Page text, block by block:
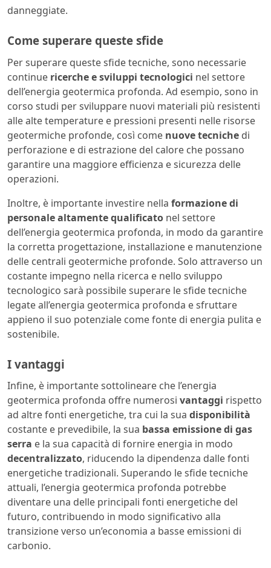
danneggiate.
Come superare queste sfide
Per superare queste sfide tecniche, sono necessarie
continue ricerche e sviluppi tecnologici nel settore
dell’energia geotermica profonda. Ad esempio, sono in
corso studi per sviluppare nuovi materiali più resistenti
alle alte temperature e pressioni presenti nelle risorse
geotermiche profonde, così come nuove tecniche di
perforazione e di estrazione del calore che possano
garantire una maggiore efficienza e sicurezza delle
operazioni.
Inoltre, è importante investire nella formazione di
personale altamente qualificato nel settore
dell’energia geotermica profonda, in modo da garantire
la corretta progettazione, installazione e manutenzione
delle centrali geotermiche profonde. Solo attraverso un
costante impegno nella ricerca e nello sviluppo
tecnologico sarà possibile superare le sfide tecniche
legate all’energia geotermica profonda e sfruttare
appieno il suo potenziale come fonte di energia pulita e
sostenibile.
I vantaggi
Infine, è importante sottolineare che l’energia
geotermica profonda offre numerosi vantaggi rispetto
ad altre fonti energetiche, tra cui la sua disponibilità
costante e prevedibile, la sua bassa emissione di gas
serra e la sua capacità di fornire energia in modo
decentralizzato, riducendo la dipendenza dalle fonti
energetiche tradizionali. Superando le sfide tecniche
attuali, l’energia geotermica profonda potrebbe
diventare una delle principali fonti energetiche del
futuro, contribuendo in modo significativo alla
transizione verso un’economia a basse emissioni di
carbonio.